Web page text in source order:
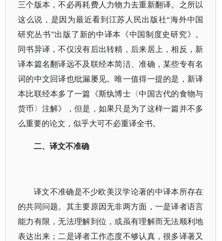
三个版本，不必再耗费人力物力去重新翻译。之所以
这么说，是因为最近看到江苏人民出版社“海外中国
研究丛书”出版了新的中译本《中国制度史研究》。
同书异译，不仅没有后出转精，后来居上，相反，新
译本篇名翻译远不及联经本简洁、准确，某些专有名
词的中文回译也纰漏屡见。唯一值得一提的是，新译
本比联经本多了一篇《斯纨博士〈中国古代的食物与
货币〉注解》，但是，如果只是为了这样一篇并不多
么重要的论文，似乎大可不必重译全书。
二、译文不准确
译文不准确是不少欧美汉学论著的中译本所存在
的共同问题。其主要原因无非两方面，一是译者语言
能力有限，无法理解到位，或虽有理解而无法顺利地
表达出来；二是译者工作态度不够认真，很多译著又